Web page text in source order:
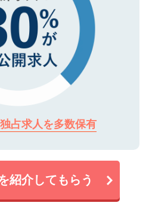
占求人を多数保有
紹介してもらう